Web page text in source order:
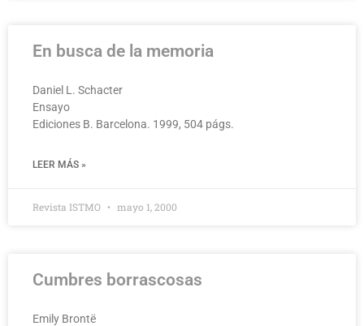
En busca de la memoria
Daniel L. Schacter
Ensayo
Ediciones B. Barcelona. 1999, 504 págs.
LEER MÁS »
Revista ISTMO mayo 1, 2000
Cumbres borrascosas
Emily Brontë